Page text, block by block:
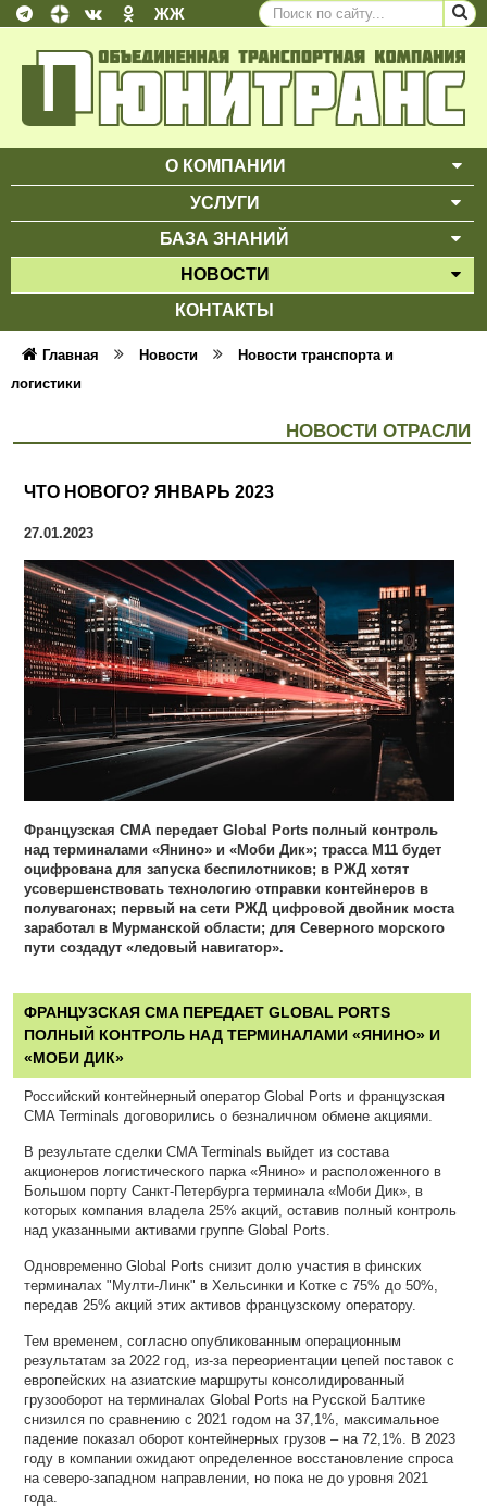
ЖЖ
О КОМПАНИИ
УСЛУГИ
БАЗА ЗНАНИЙ
НОВОСТИ
КОНТАКТЫ
Главная Новости
Новости транспорта и
логистики
НОВОСТИ ОТРАСЛИ
ЧТО НОВОГО? ЯНВАРЬ 2023
27.01.2023
Французская CMA передает Global Ports полный контроль
над терминалами «Янино» и «Моби Дик»; трасса М11 будет
оцифрована для запуска беспилотников; в РЖД хотят
усовершенствовать технологию отправки контейнеров в
полувагонах; первый на сети РЖД цифровой двойник моста
заработал в Мурманской области; для Северного морского
пути создадут «ледовый навигатор».
ФРАНЦУЗСКАЯ CMA ПЕРЕДАЕТ GLOBAL PORTS
ПОЛНЫЙ КОНТРОЛЬ НАД ТЕРМИНАЛАМИ «ЯНИНО» И
«МОБИ ДИК»
Российский контейнерный оператор Global Ports и французская
CMA Terminals договорились о безналичном обмене акциями.
В результате сделки CMA Terminals выйдет из состава
акционеров логистического парка «Янино» и расположенного в
Большом порту Санкт-Петербурга терминала «Моби Дик», в
которых компания владела 25% акций, оставив полный контроль
над указанными активами группе Global Ports.
Одновременно Global Ports снизит долю участия в финских
терминалах "Мулти-Линк" в Хельсинки и Котке с 75% до 50%,
передав 25% акций этих активов французскому оператору.
Тем временем, согласно опубликованным операционным
результатам за 2022 год, из-за переориентации цепей поставок с
европейских на азиатские маршруты консолидированный
грузооборот на терминалах Global Ports на Русской Балтике
снизился по сравнению с 2021 годом на 37,1%, максимальное
падение показал оборот контейнерных грузов – на 72,1%. В 2023
году в компании ожидают определенное восстановление спроса
на северо-западном направлении, но пока не до уровня 2021
года.